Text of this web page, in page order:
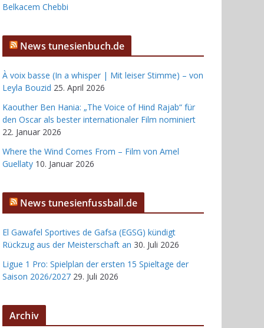
Belkacem Chebbi
News tunesienbuch.de
À voix basse (In a whisper | Mit leiser Stimme) – von
Leyla Bouzid 25. April 2026
Kaouther Ben Hania: „The Voice of Hind Rajab“ für
den Oscar als bester internationaler Film nominiert
22. Januar 2026
Where the Wind Comes From – Film von Amel
Guellaty 10. Januar 2026
News tunesienfussball.de
El Gawafel Sportives de Gafsa (EGSG) kündigt
Rückzug aus der Meisterschaft an 30. Juli 2026
Ligue 1 Pro: Spielplan der ersten 15 Spieltage der
Saison 2026/2027 29. Juli 2026
Archiv